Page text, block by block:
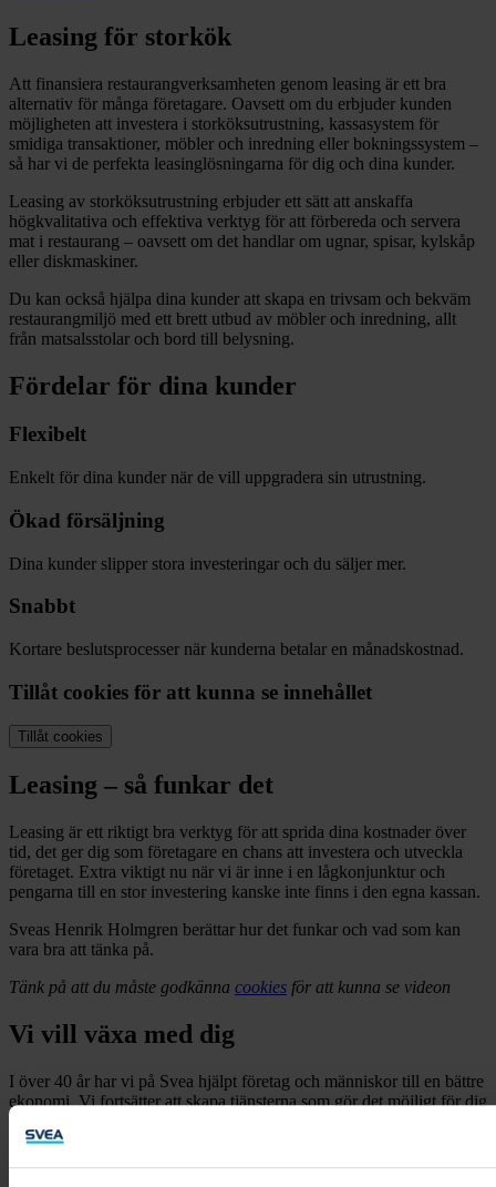
Leasing för storkök
Att finansiera restaurangverksamheten genom leasing är ett bra
alternativ för många företagare. Oavsett om du erbjuder kunden
möjligheten att investera i storköksutrustning, kassasystem för
smidiga transaktioner, möbler och inredning eller bokningssystem –
så har vi de perfekta leasinglösningarna för dig och dina kunder.
Leasing av storköksutrustning erbjuder ett sätt att anskaffa
högkvalitativa och effektiva verktyg för att förbereda och servera
mat i restaurang – oavsett om det handlar om ugnar, spisar, kylskåp
eller diskmaskiner.
Du kan också hjälpa dina kunder att skapa en trivsam och bekväm
restaurangmiljö med ett brett utbud av möbler och inredning, allt
från matsalsstolar och bord till belysning.
Fördelar för dina kunder
Flexibelt
Enkelt för dina kunder när de vill uppgradera sin utrustning.
Ökad försäljning
Dina kunder slipper stora investeringar och du säljer mer.
Snabbt
Kortare beslutsprocesser när kunderna betalar en månadskostnad.
Tillåt cookies för att kunna se innehållet
Tillåt cookies
Leasing – så funkar det
Leasing är ett riktigt bra verktyg för att sprida dina kostnader över
tid, det ger dig som företagare en chans att investera och utveckla
företaget. Extra viktigt nu när vi är inne i en lågkonjunktur och
pengarna till en stor investering kanske inte finns i den egna kassan.
Sveas Henrik Holmgren berättar hur det funkar och vad som kan
vara bra att tänka på.
Tänk på att du måste godkänna cookies för att kunna se videon
Vi vill växa med dig
I över 40 år har vi på Svea hjälpt företag och människor till en bättre
ekonomi. Vi fortsätter att skapa tjänsterna som gör det möjligt för dig